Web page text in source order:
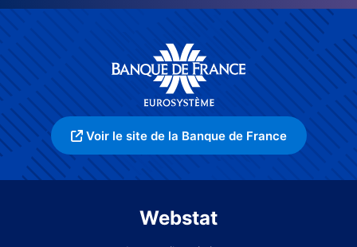
Voir le site de la Banque de France
Webstat